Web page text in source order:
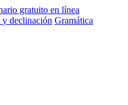
y declinación Gramática